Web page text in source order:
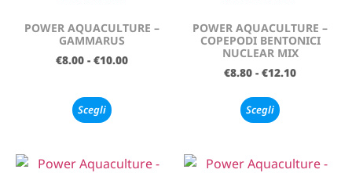
POWER AQUACULTURE –
GAMMARUS
€8.00 - €10.00
Scegli
POWER AQUACULTURE –
COPEPODI BENTONICI
NUCLEAR MIX
€8.80 - €12.10
Scegli